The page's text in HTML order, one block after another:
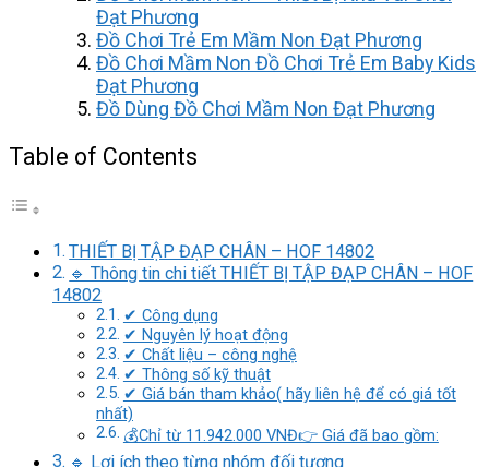
Đạt Phương
Đồ Chơi Trẻ Em Mầm Non Đạt Phương
Đồ Chơi Mầm Non Đồ Chơi Trẻ Em Baby Kids
Đạt Phương
Đồ Dùng Đồ Chơi Mầm Non Đạt Phương
Table of Contents
THIẾT BỊ TẬP ĐẠP CHÂN – HOF 14802
🔹 Thông tin chi tiết THIẾT BỊ TẬP ĐẠP CHÂN – HOF
14802
✔ Công dụng
✔ Nguyên lý hoạt động
✔ Chất liệu – công nghệ
✔ Thông số kỹ thuật
✔ Giá bán tham khảo( hãy liên hệ để có giá tốt
nhất)
💰Chỉ từ 11.942.000 VNĐ👉 Giá đã bao gồm:
🔹 Lợi ích theo từng nhóm đối tượng